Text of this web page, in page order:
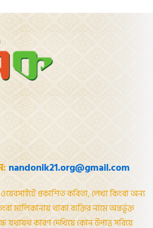
nandonik21.org@gmail.com
প্রকাশিত কবিতা, লেখা কিংবা অন্য
মালিকানায় থাকা ব্যক্তির নামে অন্তর্ভূক্ত
যথাযথ কারণ দেখিয়ে কোন উপাত্ত সরিয়ে